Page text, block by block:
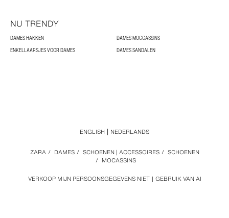
NU TRENDY
DAMES HAKKEN
DAMES MOCCASSINS
ENKELLAARSJES VOOR DAMES
DAMES SANDALEN
VERKOOP MIJN PERSOONSGEGEVENS NIET GEBRUIK VAN AI
ZARA / DAMES / SCHOENEN | ACCESSOIRES / SCHOENEN
/ MOCASSINS
ENGLISH NEDERLANDS